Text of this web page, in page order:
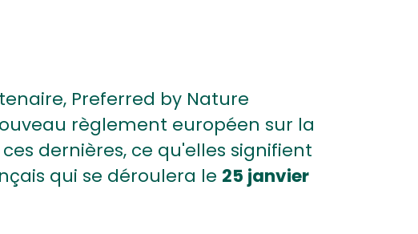
Preferred by Nature
règlement européen sur la
dernières, ce qu'elles signifient
qui se déroulera le 25 janvier